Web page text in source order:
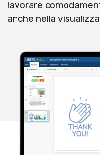
lavorare
anche nella